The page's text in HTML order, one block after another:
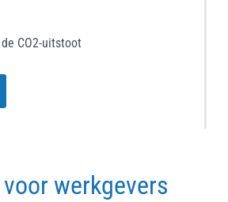
CO2-uitstoot
werkgevers